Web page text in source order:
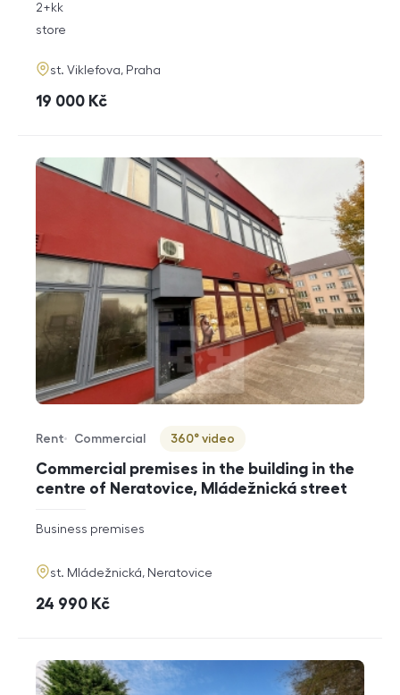
rozměry
2+kk
funkce
store
adresa
st. Viklefova, Praha
cena
19 000 Kč
Commercial premises in the building in the
centre of Neratovice, Mládežnická street
Offer type
Rent
Property type
Commercial
Virtuální prohlídka
360° video
rozměry
disposition
Business premises
adresa
st. Mládežnická, Neratovice
cena
24 990 Kč